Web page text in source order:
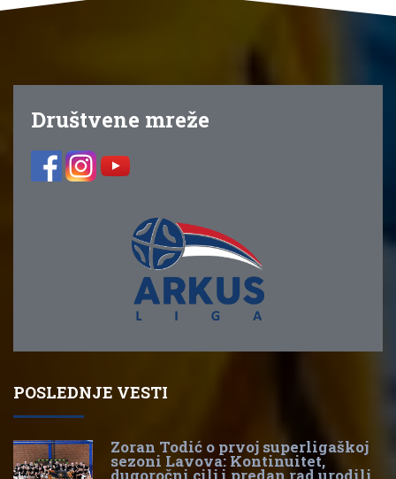
Društvene mreže
POSLEDNJE VESTI
Zoran Todić o prvoj superligaškoj
sezoni Lavova: Kontinuitet,